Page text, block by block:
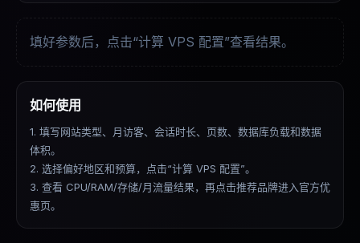
填好参数后，点击“计算 VPS 配置”查看结果。
如何使用
1. 填写网站类型、月访客、会话时长、页数、数据库负载和数据
体积。
2. 选择偏好地区和预算，点击“计算 VPS 配置”。
3. 查看 CPU/RAM/存储/月流量结果，再点击推荐品牌进入官方优
惠页。